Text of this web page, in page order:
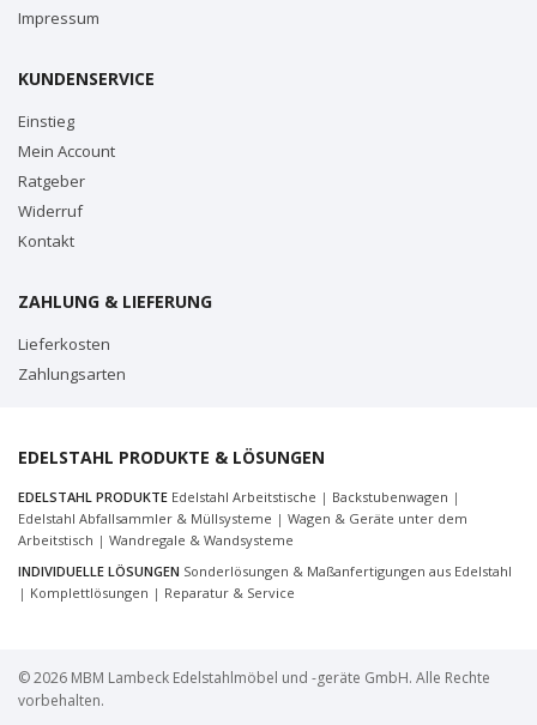
Impressum
KUNDENSERVICE
Einstieg
Mein Account
Ratgeber
Widerruf
Kontakt
ZAHLUNG & LIEFERUNG
Lieferkosten
Zahlungsarten
EDELSTAHL PRODUKTE & LÖSUNGEN
EDELSTAHL PRODUKTE Edelstahl Arbeitstische | Backstubenwagen |
Edelstahl Abfallsammler & Müllsysteme | Wagen & Geräte unter dem
Arbeitstisch | Wandregale & Wandsysteme
INDIVIDUELLE LÖSUNGEN Sonderlösungen & Maßanfertigungen aus Edelstahl
| Komplettlösungen | Reparatur & Service
© 2026 MBM Lambeck Edelstahlmöbel und -geräte GmbH. Alle Rechte
vorbehalten.